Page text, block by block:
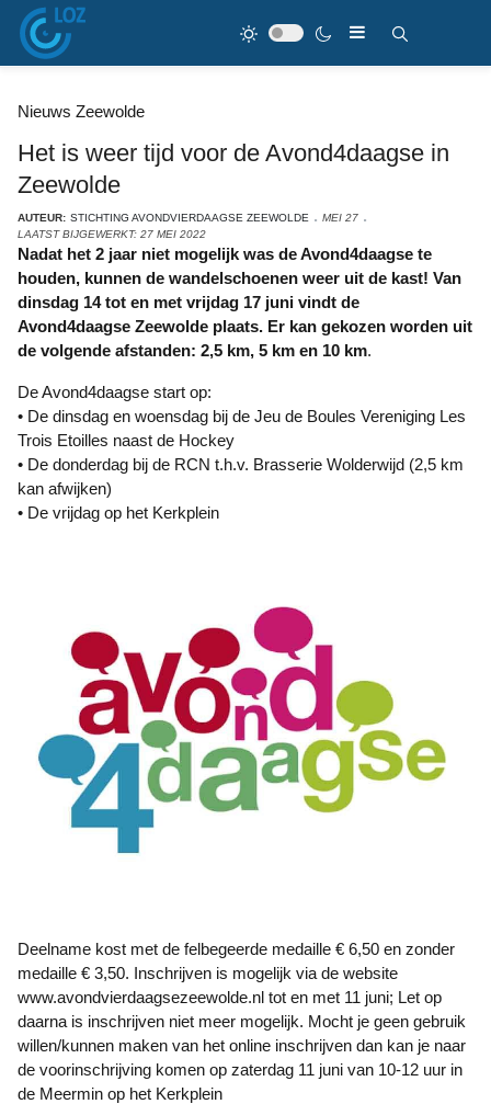
Nieuws Zeewolde
Het is weer tijd voor de Avond4daagse in
Zeewolde
AUTEUR: STICHTING AVONDVIERDAAGSE ZEEWOLDE
MEI 27
LAATST BIJGEWERKT: 27 MEI 2022
Nadat het 2 jaar niet mogelijk was de Avond4daagse te
houden, kunnen de wandelschoenen weer uit de kast! Van
dinsdag 14 tot en met vrijdag 17 juni vindt de
Avond4daagse Zeewolde plaats. Er kan gekozen worden uit
de volgende afstanden: 2,5 km, 5 km en 10 km.
De Avond4daagse start op:
• De dinsdag en woensdag bij de Jeu de Boules Vereniging Les
Trois Etoilles naast de Hockey
• De donderdag bij de RCN t.h.v. Brasserie Wolderwijd (2,5 km
kan afwijken)
• De vrijdag op het Kerkplein
Deelname kost met de felbegeerde medaille € 6,50 en zonder
medaille € 3,50. Inschrijven is mogelijk via de website
www.avondvierdaagsezeewolde.nl tot en met 11 juni; Let op
daarna is inschrijven niet meer mogelijk. Mocht je geen gebruik
willen/kunnen maken van het online inschrijven dan kan je naar
de voorinschrijving komen op zaterdag 11 juni van 10-12 uur in
de Meermin op het Kerkplein